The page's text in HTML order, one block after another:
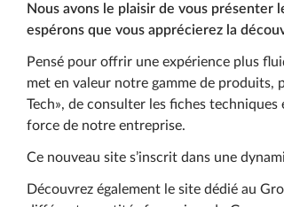
Nous avons le plaisir de vous
espérons que vous apprécierez la
Pensé pour offrir une expérience plus
met en valeur notre gamme de produits,
Tech», de consulter les fiches
force de notre entreprise.
Ce nouveau site s’inscrit dans une
Découvrez également le site dédié au